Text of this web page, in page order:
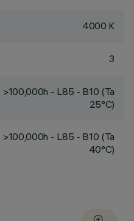
4000 K
3
>100,000h - L85 - B10 (Ta
25°C)
>100,000h - L85 - B10 (Ta
40°C)